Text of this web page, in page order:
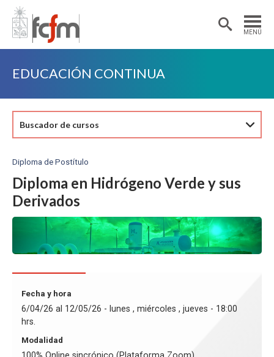
MENÚ
Estudiantes
Académicas/os
EDUCACIÓN CONTINUA
Buscador de cursos
Diploma de Postítulo
Diploma en Hidrógeno Verde y sus
Derivados
Fecha y hora
6/04/26 al 12/05/26 - lunes , miércoles , jueves - 18:00
hrs.
Modalidad